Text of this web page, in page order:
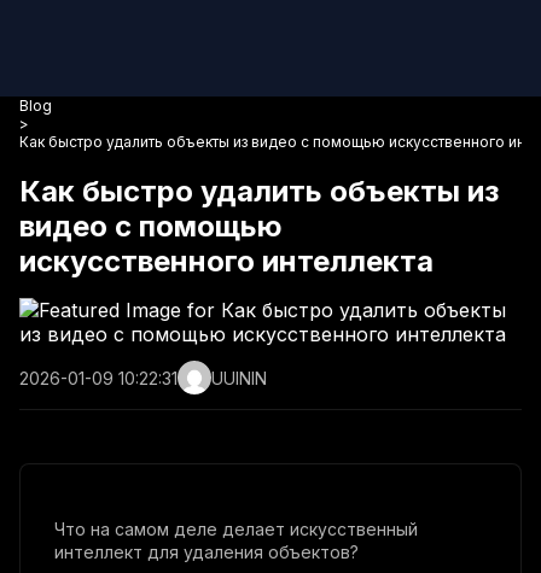
Blog
>
Как быстро удалить объекты из видео с помощью искусственного
Как быстро удалить объекты из
видео с помощью
искусственного интеллекта
2026-01-09 10:22:31 UUININ
Что на самом деле делает искусственный
интеллект для удаления объектов?